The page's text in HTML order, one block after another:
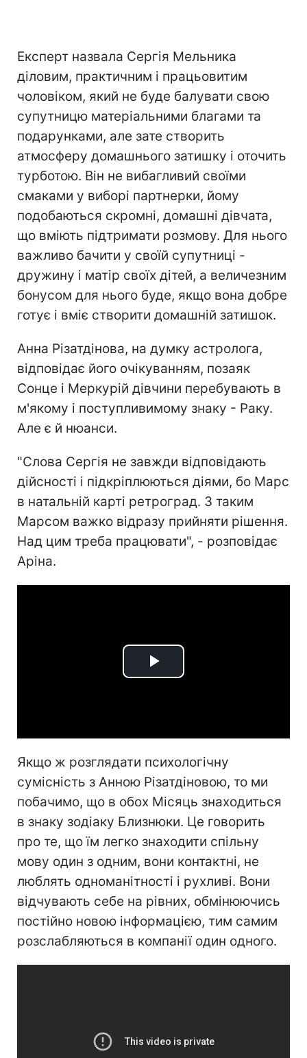
Експерт назвала Сергія Мельника
діловим, практичним і працьовитим
чоловіком, який не буде балувати свою
супутницю матеріальними благами та
подарунками, але зате створить
атмосферу домашнього затишку і оточить
турботою. Він не вибагливий своїми
смаками у виборі партнерки, йому
подобаються скромні, домашні дівчата,
що вміють підтримати розмову. Для нього
важливо бачити у своїй супутниці -
дружину і матір своїх дітей, а величезним
бонусом для нього буде, якщо вона добре
готує і вміє створити домашній затишок.
Анна Різатдінова, на думку астролога,
відповідає його очікуванням, позаяк
Сонце і Меркурій дівчини перебувають в
м'якому і поступливимому знаку - Раку.
Але є й нюанси.
"Слова Сергія не завжди відповідають
дійсності і підкріплюються діями, бо Марс
в натальній карті ретроград. З таким
Марсом важко відразу прийняти рішення.
Над цим треба працювати", - розповідає
Аріна.
Play
Якщо ж розглядати психологічну
сумісність з Анною Різатдіновою, то ми
побачимо, що в обох Місяць знаходиться
в знаку зодіаку Близнюки. Це говорить
про те, що їм легко знаходити спільну
мову один з одним, вони контактні, не
люблять одноманітності і рухливі. Вони
відчувають себе на рівних, обмінюючись
постійно новою інформацією, тим самим
розслабляються в компанії один одного.